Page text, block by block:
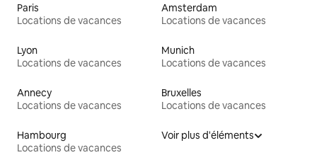
Paris
Locations de vacances
Amsterdam
Locations de vacances
Lyon
Locations de vacances
Munich
Locations de vacances
Annecy
Locations de vacances
Bruxelles
Locations de vacances
Hambourg
Locations de vacances
Voir plus d'éléments